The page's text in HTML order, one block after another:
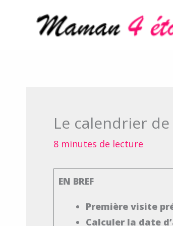
Le calendrier
8 minutes de lecture
EN BREF
Première visite
Calculer la date